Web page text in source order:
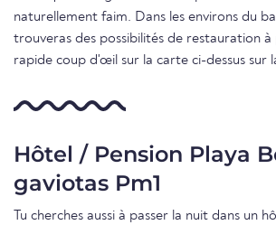
naturellement faim. Dans les environs du
trouveras des possibilités de restauration
rapide coup d'œil sur la carte ci-dessus sur
Hôtel / Pension Playa
gaviotas Pm1
Tu cherches aussi à passer la nuit dans un